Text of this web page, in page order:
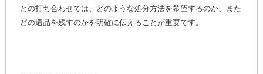
との打ち合わせでは、どのような処分方法を希望するのか、また
どの遺品を残すのかを明確に伝えることが重要です。